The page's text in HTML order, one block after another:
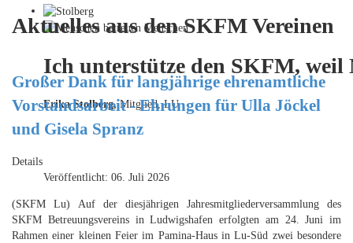
Ich unterstütze den SKFM,
Erika Stolberg,Mitglied, LU
Aktuelles aus den SKFM Vereinen
Großer Dank für langjährige ehrenamtliche
Vorstandsarbeit - Ehrungen für Ulla Jöckel
und Gisela Spranz
Details
Veröffentlicht: 06. Juli 2026
(SKFM Lu) Auf der diesjährigen Jahresmitgliederversammlung des
SKFM Betreuungsvereins in Ludwigshafen erfolgten am 24. Juni im
Rahmen einer kleinen Feier im Pamina-Haus in Lu-Süd zwei besondere